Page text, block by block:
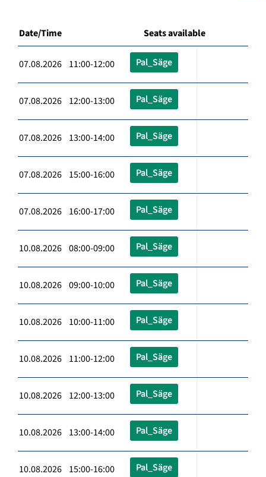
Date/Time Seats available
07.08.2026 11:00-12:00 Pal_Säge
07.08.2026 12:00-13:00 Pal_Säge
07.08.2026 13:00-14:00 Pal_Säge
07.08.2026 15:00-16:00 Pal_Säge
07.08.2026 16:00-17:00 Pal_Säge
10.08.2026 08:00-09:00 Pal_Säge
10.08.2026 09:00-10:00 Pal_Säge
10.08.2026 10:00-11:00 Pal_Säge
10.08.2026 11:00-12:00 Pal_Säge
10.08.2026 12:00-13:00 Pal_Säge
10.08.2026 13:00-14:00 Pal_Säge
10.08.2026 15:00-16:00 Pal_Säge